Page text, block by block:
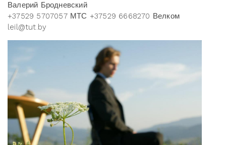
Валерий Бродневский
+37529 5707057 МТС +37529 6668270 Велком
leil@tut.by